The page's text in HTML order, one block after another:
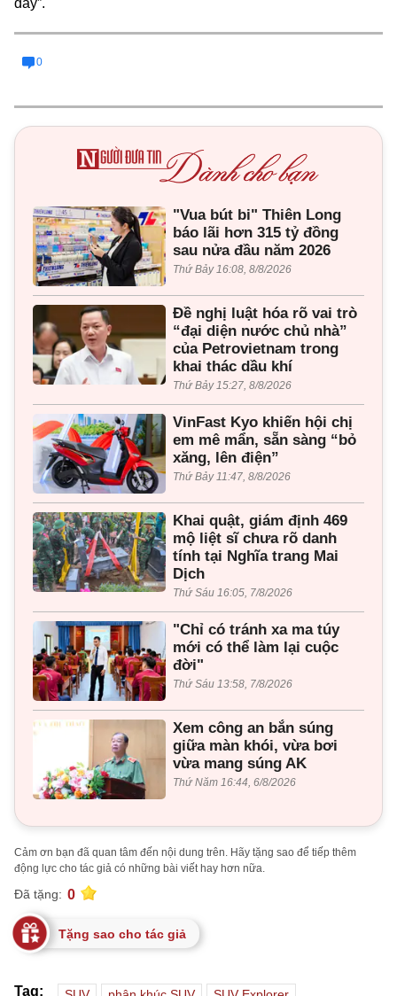
0
"Vua bút bi" Thiên Long
báo lãi hơn 315 tỷ đồng
sau nửa đầu năm 2026
Thứ Bảy 16:08, 8/8/2026
Đề nghị luật hóa rõ vai trò
“đại diện nước chủ nhà”
của Petrovietnam trong
khai thác dầu khí
Thứ Bảy 15:27, 8/8/2026
VinFast Kyo khiến hội chị
em mê mẩn, sẵn sàng “bỏ
xăng, lên điện”
Thứ Bảy 11:47, 8/8/2026
Khai quật, giám định 469
mộ liệt sĩ chưa rõ danh
tính tại Nghĩa trang Mai
Dịch
Thứ Sáu 16:05, 7/8/2026
"Chỉ có tránh xa ma túy
mới có thể làm lại cuộc
đời"
Thứ Sáu 13:58, 7/8/2026
Xem công an bắn súng
giữa màn khói, vừa bơi
vừa mang súng AK
Thứ Năm 16:44, 6/8/2026
Cảm ơn bạn đã quan tâm đến nội dung trên. Hãy tặng sao để tiếp thêm
động lực cho tác giả có những bài viết hay hơn nữa.
Đã tặng: 0
Tặng sao cho tác giả
Tag: